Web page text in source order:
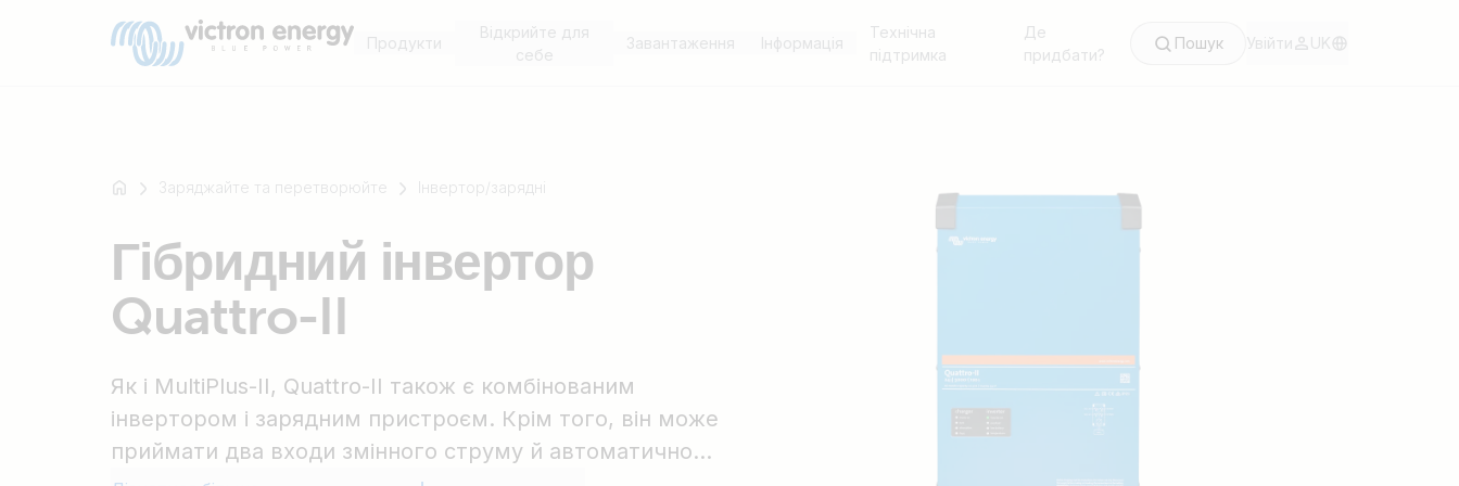
Продукти
Відкрийте для
себе
Завантаження Інформація
Технічна
підтримка
Де
придбати?
Пошук Увійти UK
Заряджайте та перетворюйте Інвертор/зарядні
Гібридний інвертор
Quattro-II
Як і MultiPlus-II, Quattro-II також є комбінованим
інвертором і зарядним пристроєм. Крім того, він може
приймати два входи змінного струму й автоматично